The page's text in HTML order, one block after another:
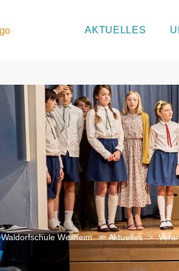
AKTUELLES
Weilheim > Aktuelles >